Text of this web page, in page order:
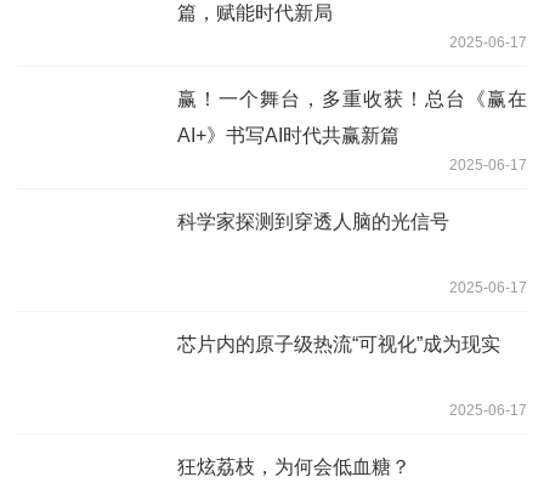
篇，赋能时代新局
2025-06-17
赢！一个舞台，多重收获！总台《赢在
AI+》书写AI时代共赢新篇
2025-06-17
科学家探测到穿透人脑的光信号
2025-06-17
芯片内的原子级热流“可视化”成为现实
2025-06-17
狂炫荔枝，为何会低血糖？